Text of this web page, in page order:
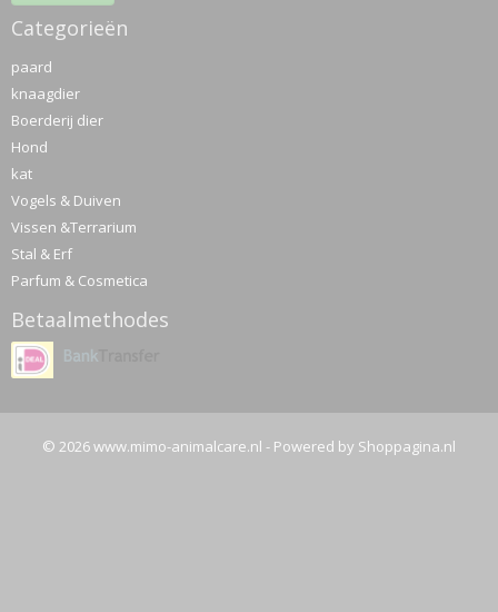
Categorieën
paard
knaagdier
Boerderij dier
Hond
kat
Vogels & Duiven
Vissen &Terrarium
Stal & Erf
Parfum & Cosmetica
Betaalmethodes
© 2026 www.mimo-animalcare.nl - Powered by Shoppagina.nl